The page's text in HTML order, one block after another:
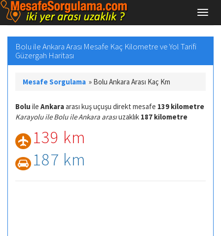
Bolu ile Ankara Arası Mesafe Kaç Kilometre ve Yol Tarifi
Güzergah Haritası
Mesafe Sorgulama » Bolu Ankara Arası Kaç Km
Bolu ile Ankaraarası kuş uçuşu direkt mesafe 139 kilometre
Karayolu ile Bolu ile Ankara arasıuzaklık 187 kilometre
139 km
187 km